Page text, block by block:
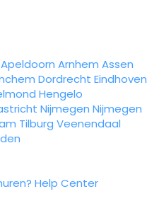
Apeldoorn Arnhem Assen
Dordrecht Eindhoven
Hengelo
Nijmegen Nijmegen
Tilburg Veenendaal
Help Center